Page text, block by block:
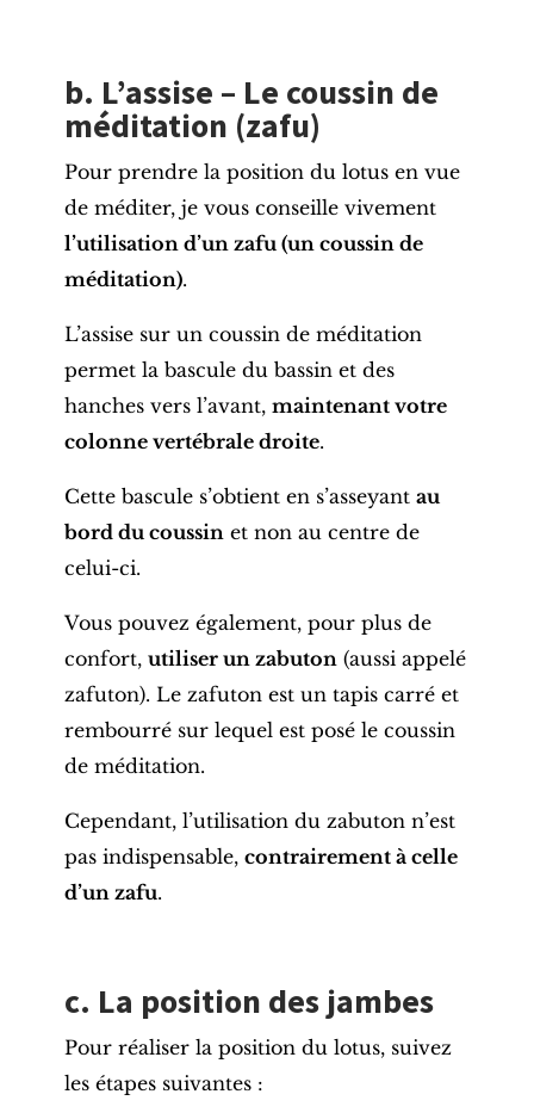
b. L’assise – Le coussin de
méditation (zafu)
Pour prendre la position du lotus en vue
de méditer, je vous conseille vivement
l’utilisation d’un zafu (un coussin de
méditation).
L’assise sur un coussin de méditation
permet la bascule du bassin et des
hanches vers l’avant, maintenant votre
colonne vertébrale droite.
Cette bascule s’obtient en s’asseyant au
bord du coussin et non au centre de
celui-ci.
Vous pouvez également, pour plus de
confort, utiliser un zabuton (aussi appelé
zafuton). Le zafuton est un tapis carré et
rembourré sur lequel est posé le coussin
de méditation.
Cependant, l’utilisation du zabuton n’est
pas indispensable, contrairement à celle
d’un zafu.
c. La position des jambes
Pour réaliser la position du lotus, suivez
les étapes suivantes :